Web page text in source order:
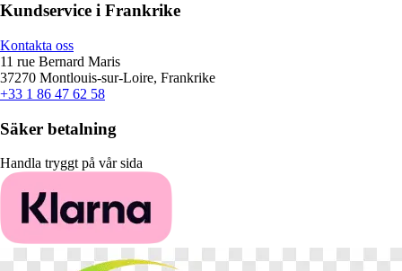
Kundservice i Frankrike
Kontakta oss
11 rue Bernard Maris
37270 Montlouis-sur-Loire, Frankrike
+33 1 86 47 62 58
Säker betalning
Handla tryggt på vår sida